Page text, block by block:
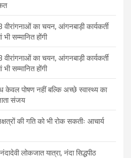
का चयन, आंगनबाड़ी कार्यकर्ती
सम्मानित होंगी
का चयन, आंगनबाड़ी कार्यकर्ती
सम्मानित होंगी
केवल पोषण नहीं बल्कि अच्छे स्वास्थ्य का
संजय
की गति को भी रोक सकतीः आचार्य
लोकजात यात्रा, नंदा सिद्धपीठ